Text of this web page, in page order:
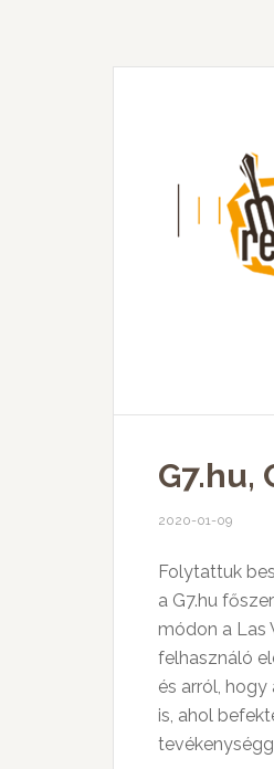
G7.hu,
2020-01-09
Folytattuk
a G7.hu
módon a Las
felhasználó
és arról,
is, ahol